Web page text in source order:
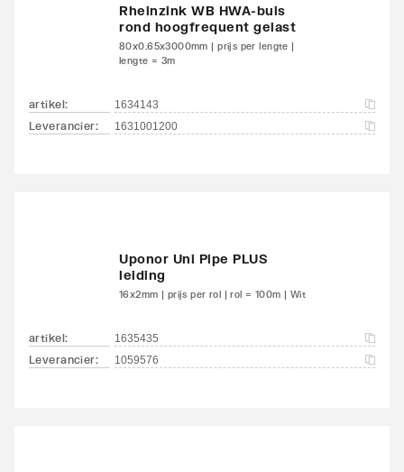
Rheinzink WB HWA-buis
rond hoogfrequent gelast
80x0.65x3000mm | prijs per lengte |
lengte = 3m
artikel: 1634143
Leverancier: 1631001200
Uponor Uni Pipe PLUS
leiding
16x2mm | prijs per rol | rol = 100m | Wit
artikel: 1635435
Leverancier: 1059576